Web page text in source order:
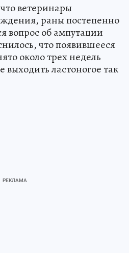
ветеринары
раны постепенно
вопрос об ампутации
что появившееся
около трех недель
ластоногое так